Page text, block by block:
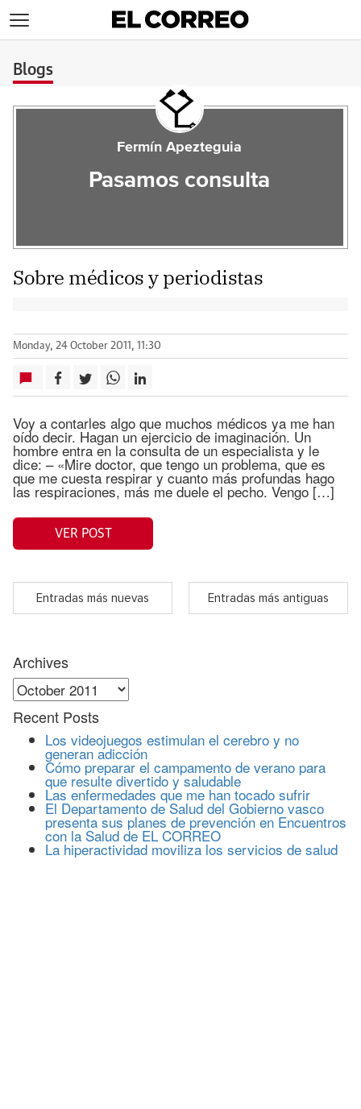
Blogs
Fermín Apezteguia
Pasamos consulta
Sobre médicos y periodistas
Monday, 24 October 2011, 11:30
Voy a contarles algo que muchos médicos ya me han
oído decir. Hagan un ejercicio de imaginación. Un
hombre entra en la consulta de un especialista y le
dice: – «Mire doctor, que tengo un problema, que es
que me cuesta respirar y cuanto más profundas hago
las respiraciones, más me duele el pecho. Vengo […]
VER POST
Entradas más nuevas Entradas más antiguas
Archives
Archives
Recent Posts
Los videojuegos estimulan el cerebro y no
generan adicción
Cómo preparar el campamento de verano para
que resulte divertido y saludable
Las enfermedades que me han tocado sufrir
El Departamento de Salud del Gobierno vasco
presenta sus planes de prevención en Encuentros
con la Salud de EL CORREO
La hiperactividad moviliza los servicios de salud